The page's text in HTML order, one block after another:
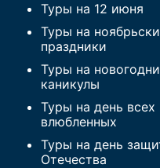
Туры на 12 июня
Туры на
праздники
Туры на
каникулы
Туры на день всех
влюбленных
Туры на день
Отечества